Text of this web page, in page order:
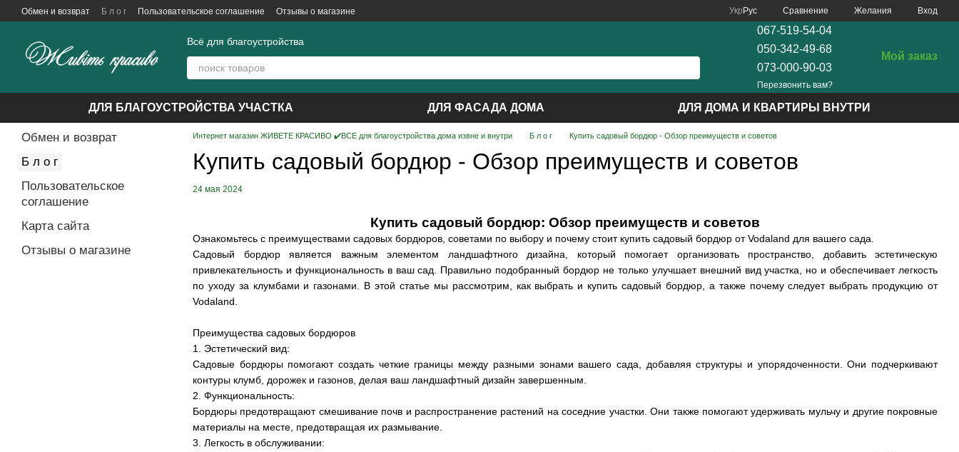
Перейти к основному контенту
Обмен и возврат Б л о г Пользовательское соглашение Отзывы о магазине Укр Рус Сравнение Желания Вход
Всё для благоустройства
067-519-54-04
050-342-49-68
073-000-90-03
Перезвонить вам?
Мой заказ
ДЛЯ БЛАГОУСТРОЙСТВА УЧАСТКА ДЛЯ ФАСАДА ДОМА ДЛЯ ДОМА И КВАРТИРЫ ВНУТРИ
Интернет магазин ЖИВЕТЕ КРАСИВО ✔️ВСЕ для благоустройства дома извне и внутри Б л о г Купить садовый бордюр - Обзор преимуществ и советов
Купить садовый бордюр - Обзор преимуществ и советов
24 мая 2024
Купить садовый бордюр: Обзор преимуществ и советов
Ознакомьтесь с преимуществами садовых бордюров, советами по выбору и почему стоит купить садовый бордюр от Vodaland для вашего сада.
Садовый бордюр является важным элементом ландшафтного дизайна, который помогает организовать пространство, добавить эстетическую
привлекательность и функциональность в ваш сад. Правильно подобранный бордюр не только улучшает внешний вид участка, но и обеспечивает легкость
по уходу за клумбами и газонами. В этой статье мы рассмотрим, как выбрать и купить садовый бордюр, а также почему следует выбрать продукцию от
Vodaland.
Преимущества садовых бордюров
1. Эстетический вид:
Садовые бордюры помогают создать четкие границы между разными зонами вашего сада, добавляя структуры и упорядоченности. Они подчеркивают
контуры клумб, дорожек и газонов, делая ваш ландшафтный дизайн завершенным.
2. Функциональность:
Бордюры предотвращают смешивание почв и распространение растений на соседние участки. Они также помогают удерживать мульчу и другие покровные
материалы на месте, предотвращая их размывание.
3. Легкость в обслуживании:
Обмен и возврат
Б л о г
Пользовательское
соглашение
Карта сайта
Отзывы о магазине